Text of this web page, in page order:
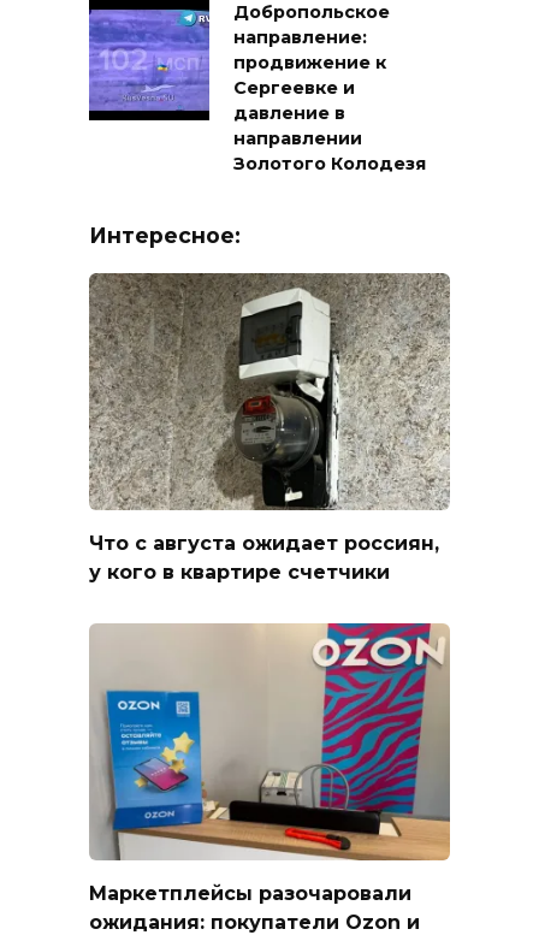
Добропольское
направление:
продвижение к
Сергеевке и
давление в
направлении
Золотого Колодезя
Интересное:
Что с августа ожидает россиян,
у кого в квартире счетчики
Маркетплейсы разочаровали
ожидания: покупатели Ozon и